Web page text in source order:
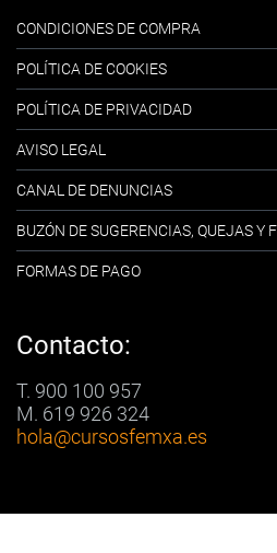
CONDICIONES DE COMPRA
POLÍTICA DE COOKIES
POLÍTICA DE PRIVACIDAD
AVISO LEGAL
CANAL DE DENUNCIAS
BUZÓN DE SUGERENCIAS, QUEJAS Y
FORMAS DE PAGO
Contacto:
T. 900 100 957
M. 619 926 324
hola@cursosfemxa.es